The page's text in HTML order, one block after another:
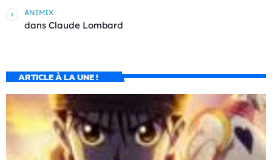
ANIMIX
dans Claude Lombard
ARTICLE À LA UNE !